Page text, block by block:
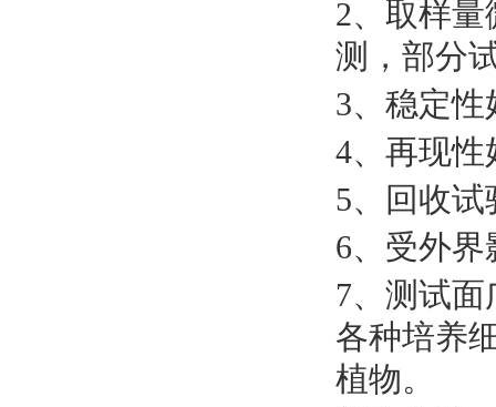
2、取样
测，部分
3、稳定
4、再现性
5、回收试
6、受外
7、测试
各种培养
植物。